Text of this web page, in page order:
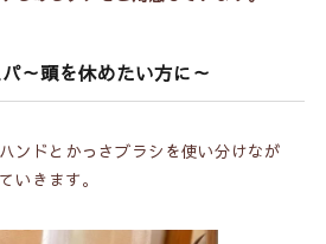
～頭を休めたい方に～
ンドとかっさブラシを使い分けなが
いきます。